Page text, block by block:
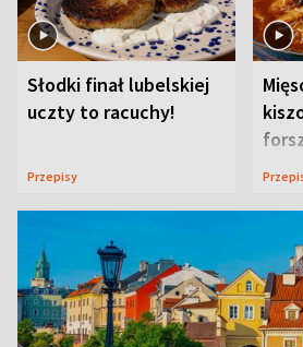
Słodki finał lubelskiej
uczty to racuchy!
Przepisy
uczta